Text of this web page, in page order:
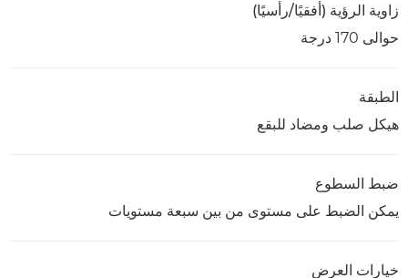
زاوية الرؤية (أفقيًا/رأسيًا)
حوالى 170 درجة
الطبقة
هيكل صلب ومضاد للبقع
ضبط السطوع
يمكن الضبط على مستوى من بين سبعة مستويات
خيارات العرض